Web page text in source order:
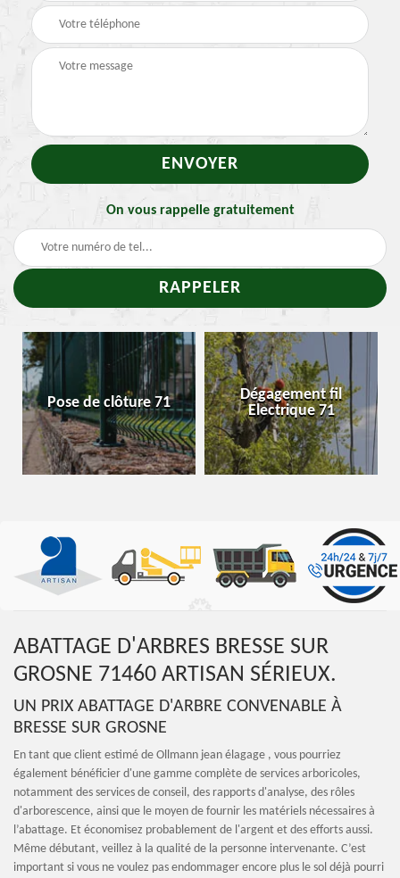
On vous rappelle gratuitement
Pose de clôture 71
Dégagement fil
Electrique 71
ABATTAGE D'ARBRES BRESSE SUR
GROSNE 71460 ARTISAN SÉRIEUX.
UN PRIX ABATTAGE D'ARBRE CONVENABLE À
BRESSE SUR GROSNE
En tant que client estimé de Ollmann jean élagage , vous pourriez
également bénéficier d'une gamme complète de services arboricoles,
notamment des services de conseil, des rapports d'analyse, des rôles
d'arborescence, ainsi que le moyen de fournir les matériels nécessaires à
l’abattage. Et économisez probablement de l'argent et des efforts aussi.
Même débutant, veillez à la qualité de la personne intervenante. C’est
important si vous ne voulez pas endommager encore plus le sol déjà pourri